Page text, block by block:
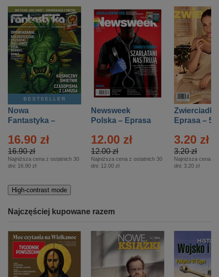
BESTSELLER
Nowa
Fantastyka –
16.90 zł
16.90 zł
Najniższa cena z ostatnich 30
dni: 16.90 zł
Newsweek
Polska – Eprasa
12.00 zł
12.00 zł
Najniższa cena z ostatnich 30
dni: 12.00 zł
Zwierciadło
Eprasa – 5/
3.20 zł
3.20 zł
Najniższa cena z
dni: 3.20 zł
High-contrast mode
Najczęściej kupowane razem